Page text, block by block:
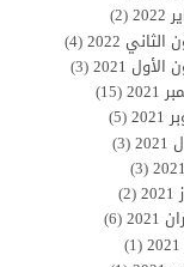
(2)
2022
(4)
2021
(3)
(15)
(5)
(3)
(3)
(2)
(6)
(1)